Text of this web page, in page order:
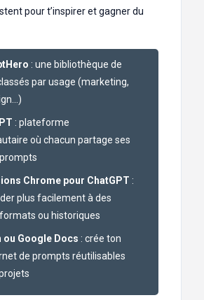
pour t’inspirer et gagner du
: une bibliothèque de
par usage (marketing,
: plateforme
où chacun partage ses
Chrome pour ChatGPT :
plus facilement à des
ou historiques
ou Google Docs : crée ton
de prompts réutilisables